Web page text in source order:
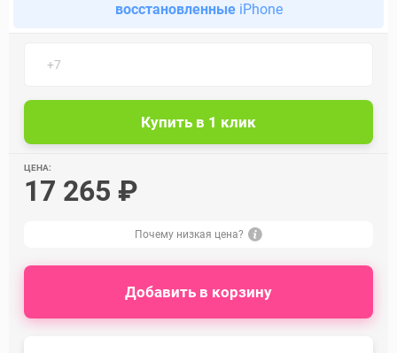
восстановленныеiPhone
ЦЕНА:
17 265 ₽
Почему низкая цена?
Добавить в корзину